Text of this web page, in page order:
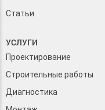
Статьи
УСЛУГИ
Проектирование
Строительные работы
Диагностика